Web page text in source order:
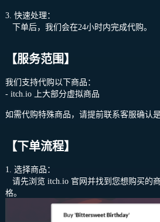
3. 快速处理：
下单后，我们会在24小时内完成代购。
【服务范围】
我们支持代购以下商品：
- itch.io上大部分虚拟商品
如需代购特殊商品，请提前联系客服确认
【下单流程】
1. 选择商品：
请先浏览 itch.io官网并找到您想购买的
格。